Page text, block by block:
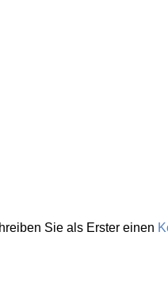
Sie als Erster einen